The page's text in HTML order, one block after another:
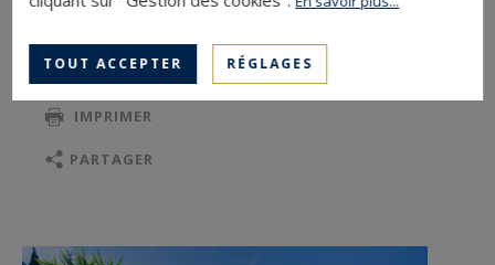
pétanque.
Les pistes cyclables toutes proches et les
chemins de randonnées permettent de découvrir
En quelques minutes, le beau marché de Saint
SAUVEGARDER
IMPRIMER
PARTAGER
TOUT ACCEPTER RÉGLAGES